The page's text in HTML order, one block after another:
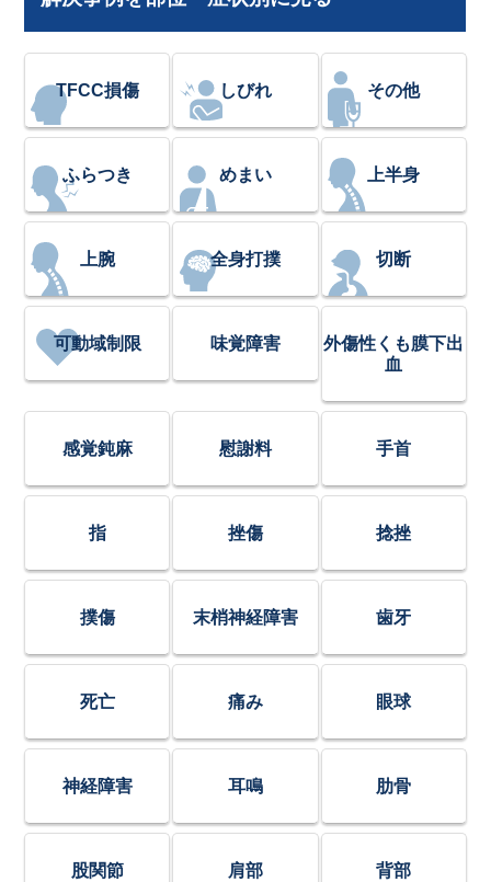
TFCC損傷 しびれ その他
ふらつき めまい 上半身
上腕 全身打撲 切断
可動域制限 味覚障害
外傷性くも膜下出
血
感覚鈍麻 慰謝料 手首
指 挫傷 捻挫
撲傷 末梢神経障害 歯牙
死亡 痛み 眼球
神経障害 耳鳴 肋骨
股関節 肩部 背部